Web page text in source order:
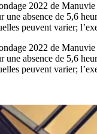
2022 de
absence de 5,6
peuvent varier;
2022 de
absence de 5,6
peuvent varier;